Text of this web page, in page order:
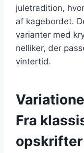
juletradition,
af kagebordet.
varianter med
nelliker, der
vintertid.
Fra
opskrifter